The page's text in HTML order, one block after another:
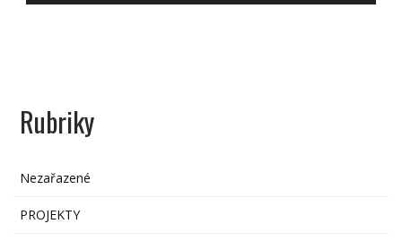
Rubriky
Nezařazené
PROJEKTY